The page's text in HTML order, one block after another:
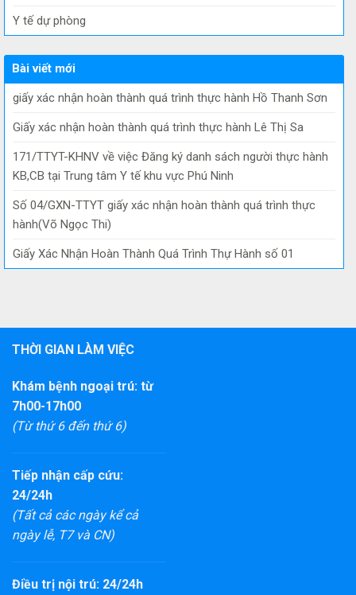
Y tế dự phòng
Bài viết mới
giấy xác nhận hoàn thành quá trình thực hành Hồ Thanh Sơn
Giấy xác nhận hoàn thành quá trình thực hành Lê Thị Sa
171/TTYT-KHNV về việc Đăng ký danh sách người thực hành
KB,CB tại Trung tâm Y tế khu vực Phú Ninh
Số 04/GXN-TTYT giấy xác nhận hoàn thành quá trình thực
hành(Võ Ngọc Thi)
Giấy Xác Nhận Hoàn Thành Quá Trình Thự Hành số 01
THỜI GIAN LÀM VIỆC
Khám bệnh ngoại trú: từ
7h00-17h00
(Từ thứ 6 đến thứ 6)
Tiếp nhận cấp cứu:
24/24h
(Tất cả các ngày kể cả
ngày lễ, T7 và CN)
Điều trị nội trú: 24/24h